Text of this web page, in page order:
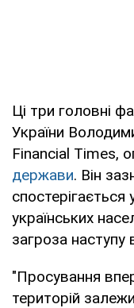
Ці три головні
України
Financial Times,
держави. Він
спостерігається
українських
загроза наступу
"Просування
територій